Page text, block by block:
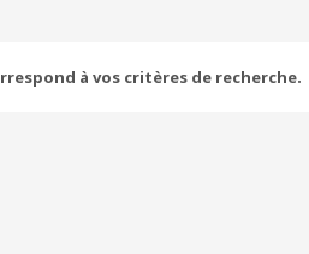
à vos critères de recherche.